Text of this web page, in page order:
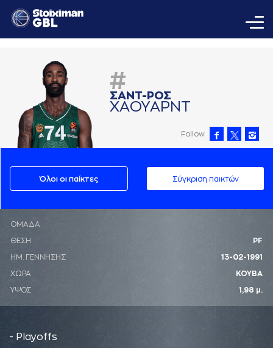
#
ΣAΝΤ-ΡΟΣ
ΧAΟΥAΡΝΤ
Follow
Όλοι οι παίκτες Σύγκριση παικτών
ΟΜΑΔΑ
ΘΕΣΗ PF
ΗΜ. ΓΕΝΝΗΣΗΣ 13-02-1991
ΧΩΡΑ ΚΟΥΒΑ
ΥΨΟΣ 1,98 μ.
- Playoffs